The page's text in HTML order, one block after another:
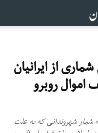
از ایرانیان
اموال روبرو
شمار شهروندانی که به علت